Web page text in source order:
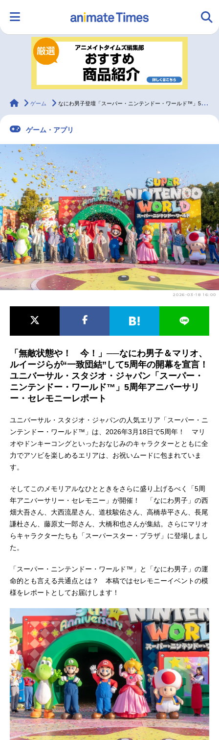
ランキング アニメ
ラジオ みんなの声
2.5次元 配信・Vtuber トレンド 無料マンガ
最新記事一覧
アニメ記事一覧 声優記事一覧
アニメ映画一覧 実写化映画一覧
今期アニメ曜日別一覧
春アニメ 夏アニメ
男性声優/女性声優一覧
animateTimes
ゲーム なにわ男子登壇「スーパー・ニンテンドー・ワールド™」5周年セレモニーレポート
ゲーム・アプリ
2026-03-18 16:00
「無敵状態や！ 今！」──なにわ男子＆マリオ、
ルイージらが“一致団結”して5周年の開幕を宣言！
ユニバーサル・スタジオ・ジャパン「スーパー・
ニンテンドー・ワールド™」5周年アニバーサリ
ー・セレモニーレポート
ユニバーサル・スタジオ・ジャパンの人気エリア「スーパー・ニ
ンテンドー・ワールド™」は、2026年3月18日で5周年！ マリ
オやドンキーコングといったおなじみのキャラクターとともに全
力でアソビを楽しめるエリアは、お祝いムードに包まれていま
す。
そしてこのメモリアルなひとときをさらに盛り上げるべく「5周
年アニバーサリー・セレモニー」が開催！ 「なにわ男子」の西
畑大吾さん、大西流星さん、道枝駿佑さん、高橋恭平さん、長尾
謙杜さん、藤原丈一郎さん、大橋和也さんが集結。さらにマリオ
らキャラクターたちも「スーパースター・プラザ」に登場しまし
た。
「スーパー・ニンテンドー・ワールド™」と「なにわ男子」の運
命的とも言える共通点とは？ 本稿ではセレモニーイベントの模
様をレポートとしてお届けします！